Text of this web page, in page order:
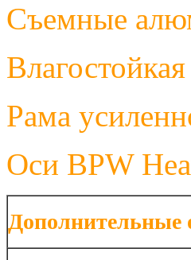
Съемные
Рама
Оси BPW
Дополнительные